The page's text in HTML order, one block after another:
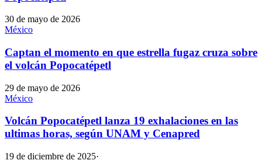
30 de mayo de 2026
México
Captan el momento en que estrella fugaz cruza sobre
el volcán Popocatépetl
29 de mayo de 2026
México
Volcán Popocatépetl lanza 19 exhalaciones en las
ultimas horas, según UNAM y Cenapred
19 de diciembre de 2025·